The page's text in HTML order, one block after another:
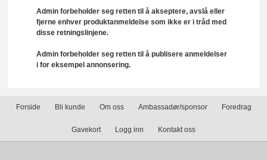
Admin forbeholder seg retten til å akseptere, avslå eller
fjerne enhver produktanmeldelse som ikke er i tråd med
disse retningslinjene.
Admin forbeholder seg retten til å publisere anmeldelser
i for eksempel annonsering.
Forside Bli kunde Om oss Ambassadør/sponsor Foredrag
Gavekort Logg inn Kontakt oss